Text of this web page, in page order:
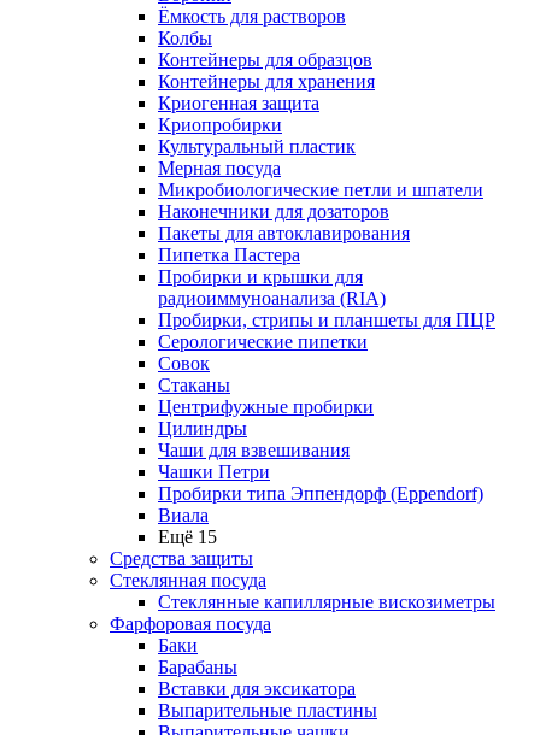
Ёмкость для растворов
Колбы
Контейнеры для образцов
Контейнеры для хранения
Криогенная защита
Криопробирки
Культуральный пластик
Мерная посуда
Микробиологические петли и шпатели
Наконечники для дозаторов
Пакеты для автоклавирования
Пипетка Пастера
Пробирки и крышки для
радиоиммуноанализа (RIA)
Пробирки, стрипы и планшеты для ПЦР
Серологические пипетки
Совок
Стаканы
Центрифужные пробирки
Цилиндры
Чаши для взвешивания
Чашки Петри
Пробирки типа Эппендорф (Eppendorf)
Виала
Ещё 15
Средства защиты
Стеклянная посуда
Стеклянные капиллярные вискозиметры
Фарфоровая посуда
Баки
Барабаны
Вставки для эксикатора
Выпарительные пластины